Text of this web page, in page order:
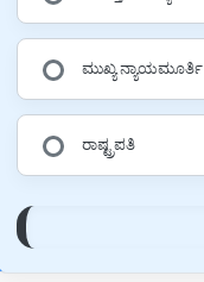
ಮುಖ್ಯ ನ್ಯಾಯಮೂರ್ತಿ
ರಾಷ್ಟ್ರಪತಿ